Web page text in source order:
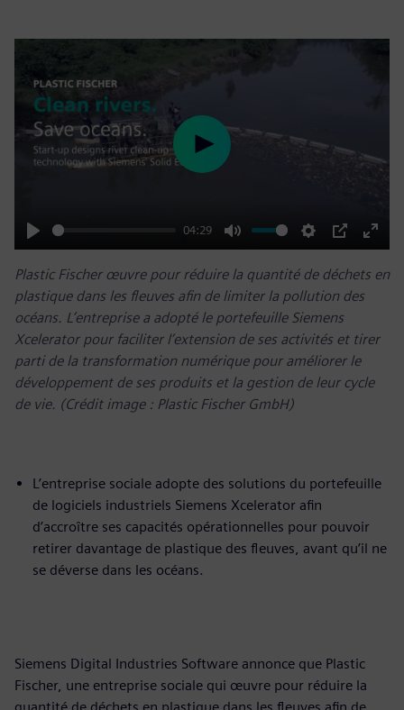
Play
04:29
Mute Settings
PIP
Enter
Play
Plastic Fischer œuvre pour réduire la quantité de déchets en
plastique dans les fleuves afin de limiter la pollution des
océans. L’entreprise a adopté le portefeuille Siemens
Xcelerator pour faciliter l’extension de ses activités et tirer
parti de la transformation numérique pour améliorer le
développement de ses produits et la gestion de leur cycle
de vie. (Crédit image : Plastic Fischer GmbH)
L’entreprise sociale adopte des solutions du portefeuille
de logiciels industriels Siemens Xcelerator afin
d’accroître ses capacités opérationnelles pour pouvoir
retirer davantage de plastique des fleuves, avant qu’il ne
se déverse dans les océans.
Siemens Digital Industries Software annonce que Plastic
Fischer, une entreprise sociale qui œuvre pour réduire la
quantité de déchets en plastique dans les fleuves afin de